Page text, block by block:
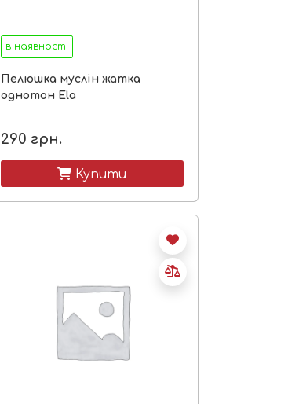
в наявності
Пелюшка муслін жатка
однотон Ela
290 грн.
 Купити